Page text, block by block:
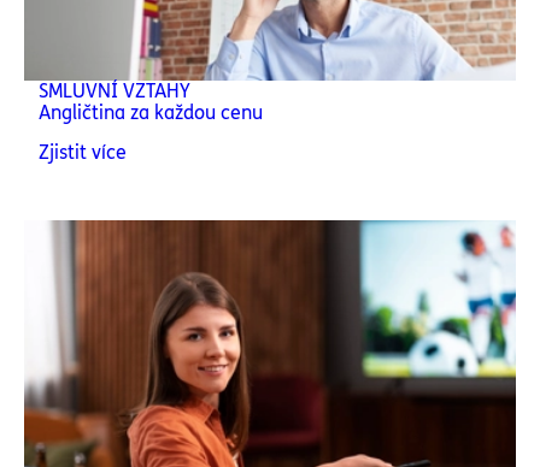
SMLUVNÍ VZTAHY
Angličtina za každou cenu
Zjistit více